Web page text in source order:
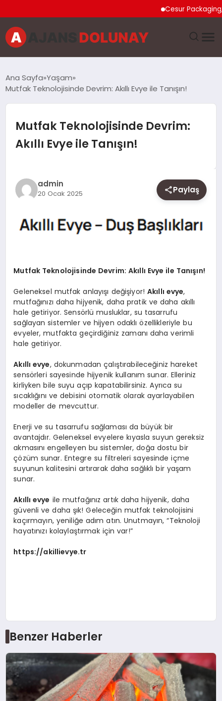
Cesur Packaging,
EKONOMI
GENEL
MAGAZIN
SAĞLIK
SPOR
YAŞAM
Ana Sayfa Yaşam
Mutfak Teknolojisinde Devrim: Akıllı Evye ile Tanışın!
Mutfak Teknolojisinde Devrim:
Akıllı Evye ile Tanışın!
admin
20 Ocak 2025 Paylaş
Mutfak Teknolojisinde Devrim: Akıllı Evye ile Tanışın!
Geleneksel mutfak anlayışı değişiyor! Akıllı evye,
mutfağınızı daha hijyenik, daha pratik ve daha akıllı
hale getiriyor. Sensörlü musluklar, su tasarrufu
sağlayan sistemler ve hijyen odaklı özellikleriyle bu
evyeler, mutfakta geçirdiğiniz zamanı daha verimli
hale getiriyor.
Akıllı evye, dokunmadan çalıştırabileceğiniz hareket
sensörleri sayesinde hijyenik kullanım sunar. Elleriniz
kirliyken bile suyu açıp kapatabilirsiniz. Ayrıca su
sıcaklığını ve debisini otomatik olarak ayarlayabilen
modeller de mevcuttur.
Enerji ve su tasarrufu sağlaması da büyük bir
avantajdır. Geleneksel evyelere kıyasla suyun gereksiz
akmasını engelleyen bu sistemler, doğa dostu bir
çözüm sunar. Entegre su filtreleri sayesinde içme
suyunun kalitesini artırarak daha sağlıklı bir yaşam
sunar.
Akıllı evye ile mutfağınız artık daha hijyenik, daha
güvenli ve daha şık! Geleceğin mutfak teknolojisini
kaçırmayın, yeniliğe adım atın. Unutmayın, “Teknoloji
hayatınızı kolaylaştırmak için var!”
https://akillievye.tr
Benzer Haberler